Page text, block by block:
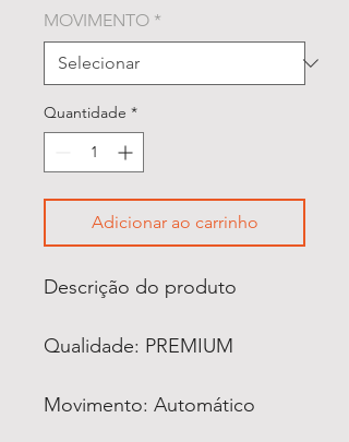
MOVIMENTO *
Quantidade *
Adicionar ao carrinho
Descrição do produto
Qualidade: PREMIUM
Movimento: Automático